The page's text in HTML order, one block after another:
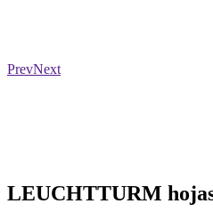
PrevNext
LEUCHTTURM